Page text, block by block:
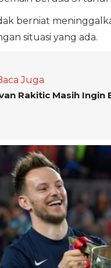
berniat
situasi yang ada.
Juga
Rakitic Masih Ingin